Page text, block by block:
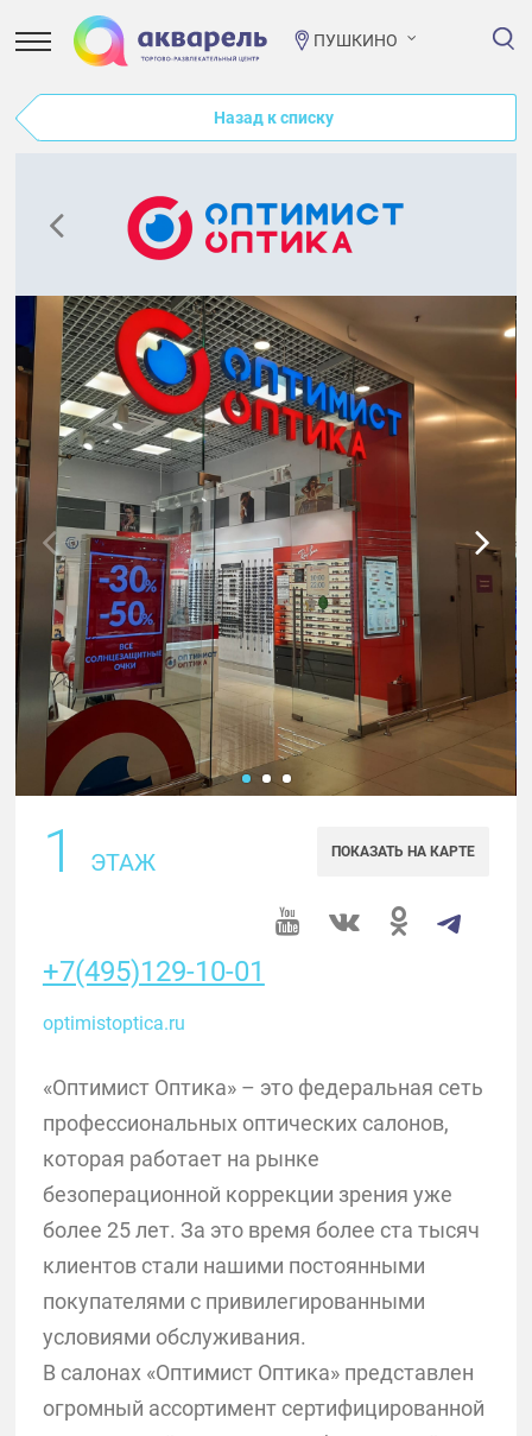
ПУШКИНО
Назад к списку
1 ЭТАЖ ПОКАЗАТЬ НА КАРТЕ
+7(495)129-10-01
optimistoptica.ru
«Оптимист Оптика» – это федеральная сеть
профессиональных оптических салонов,
которая работает на рынке
безоперационной коррекции зрения уже
более 25 лет. За это время более ста тысяч
клиентов стали нашими постоянными
покупателями с привилегированными
условиями обслуживания.
В салонах «Оптимист Оптика» представлен
огромный ассортимент сертифицированной